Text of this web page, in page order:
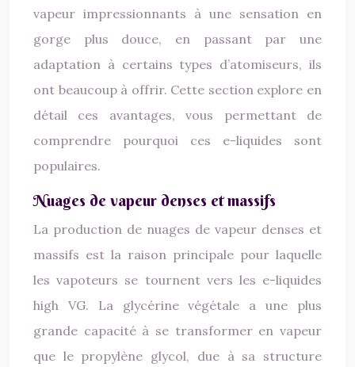
vapeur impressionnants à une sensation en
gorge plus douce, en passant par une
adaptation à certains types d’atomiseurs, ils
ont beaucoup à offrir. Cette section explore en
détail ces avantages, vous permettant de
comprendre pourquoi ces e-liquides sont
populaires.
Nuages de vapeur denses et massifs
La production de nuages de vapeur denses et
massifs est la raison principale pour laquelle
les vapoteurs se tournent vers les e-liquides
high VG. La glycérine végétale a une plus
grande capacité à se transformer en vapeur
que le propylène glycol, due à sa structure